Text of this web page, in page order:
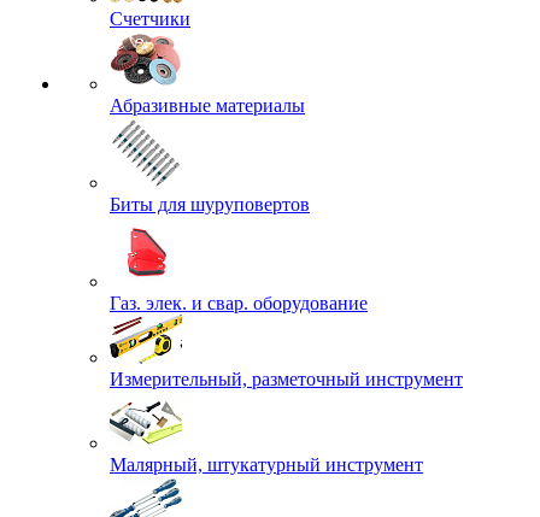
Счетчики
Абразивные материалы
Биты для шуруповертов
Газ. элек. и свар. оборудование
Измерительный, разметочный инструмент
Малярный, штукатурный инструмент